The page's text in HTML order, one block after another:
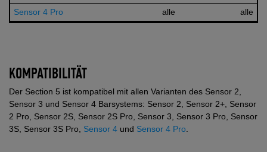
Sensor 4 Pro
alle alle
KOMPATIBILITÄT
Der Section 5 ist kompatibel mit allen Varianten des Sensor 2,
Sensor 3 und Sensor 4 Barsystems: Sensor 2, Sensor 2+, Sensor
2 Pro, Sensor 2S, Sensor 2S Pro, Sensor 3, Sensor 3 Pro, Sensor
3S, Sensor 3S Pro, Sensor 4 und Sensor 4 Pro